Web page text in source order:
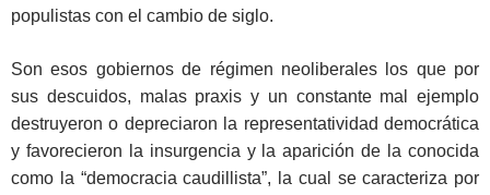
populistas con el cambio de siglo.
Son esos gobiernos de régimen neoliberales los que por
sus descuidos, malas praxis y un constante mal ejemplo
destruyeron o depreciaron la representatividad democrática
y favorecieron la insurgencia y la aparición de la conocida
como la “democracia caudillista”, la cual se caracteriza por